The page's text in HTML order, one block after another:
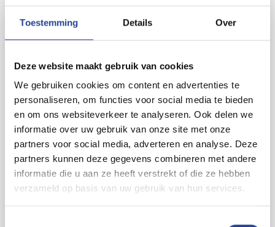
Toestemming Details Over
Deze website maakt gebruik van cookies
We gebruiken cookies om content en advertenties te
personaliseren, om functies voor social media te bieden
en om ons websiteverkeer te analyseren. Ook delen we
informatie over uw gebruik van onze site met onze
partners voor social media, adverteren en analyse. Deze
partners kunnen deze gegevens combineren met andere
informatie die u aan ze heeft verstrekt of die ze hebben
verzameld op basis van uw gebruik van hun services.
Openbaar vervoer 100m
Lift JA
Dubbele beglazing
Servitude JA
Vonnissen NEE
Elektriciteit JA
Type schrijnwerkerij pvc
Bouwvergunning JA